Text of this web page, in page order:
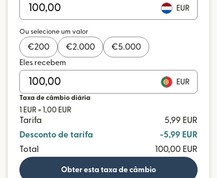
EUR
Ou selecione um valor
€200 €2.000 €5.000
Eles recebem
EUR
Taxa de câmbio diária
1 EUR = 1,00 EUR
Tarifa
5,99 EUR
Desconto de tarifa
-5,99 EUR
Total
100,00 EUR
Obter esta taxa de câmbio